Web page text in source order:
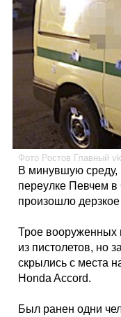
Фото Ростов Главный
В минувшую среду,
переулке Певчем в
произошло
Трое вооруженных
из пистолетов, но
скрылись с места
Honda Accord.
Был ранен одни